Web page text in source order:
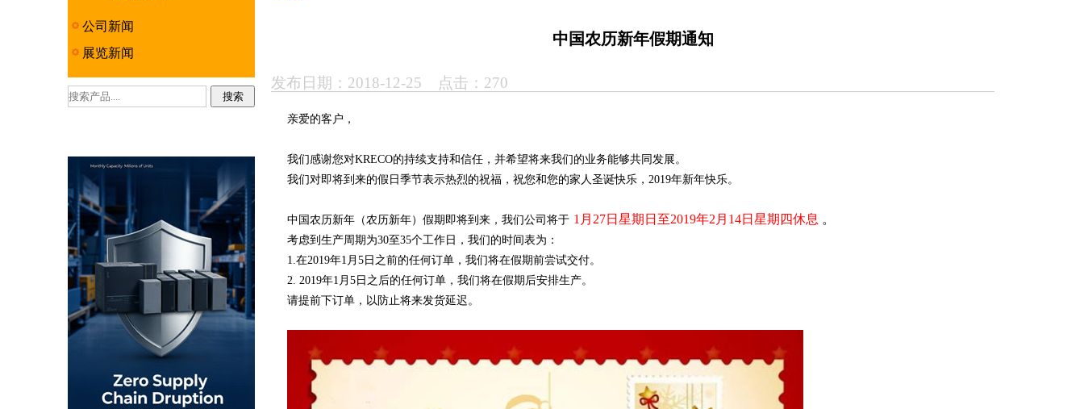
公司新闻
展览新闻
中国农历新年假期通知
发布日期：2018-12-25 点击：270
亲爱的客户，
我们感谢您对KRECO的持续支持和信任，并希望将来我们的业务能够共同发展。
我们对即将到来的假日季节表示热烈的祝福，祝您和您的家人圣诞快乐，2019年新年快乐。
中国农历新年（农历新年）假期即将到来，我们公司将于 1月27日星期日至2019年2月14日星期四休息 。
考虑到生产周期为30至35个工作日，我们的时间表为：
1.在2019年1月5日之前的任何订单，我们将在假期前尝试交付。
2. 2019年1月5日之后的任何订单，我们将在假期后安排生产。
请提前下订单，以防止将来发货延迟。